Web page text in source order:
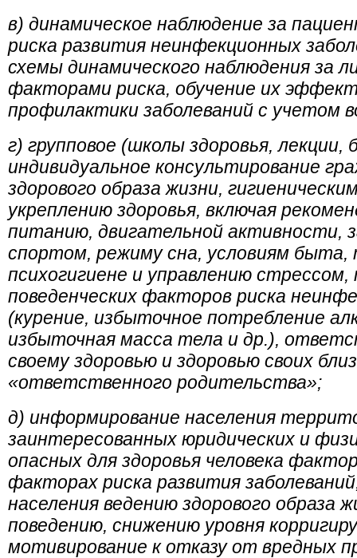
в) динамическое наблюдение за
риска развития неинфекционных
схемы динамического наблюдения за
факторами риска, обучение их
профилактики заболеваний с учетом
г) групповое (школы здоровья, лекции,
индивидуальное консультирование
здорового образа жизни,
укреплению здоровья, включая
питанию, двигательной активности,
спортом, режиму сна, условиям
психогигиене и управлению
поведенческих факторов риска
(курение, избыточное потребление
избыточная масса тела и др.),
своему здоровью и здоровью своих
«ответственного родительства»;
д) информирование населения
заинтересованных юридических и
опасных для здоровья человека
факторах риска развития
населения ведению здорового образа
поведению, снижению уровня
мотивирование к отказу от вредных